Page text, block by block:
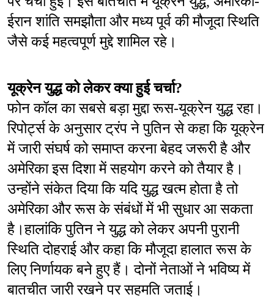
ईरान शांति समझौता और मध्य पूर्व की मौजूदा स्थिति
जैसे कई महत्वपूर्ण मुद्दे शामिल रहे।
यूक्रेन युद्ध को लेकर क्या हुई चर्चा?
फोन कॉल का सबसे बड़ा मुद्दा रूस-यूक्रेन युद्ध रहा।
रिपोर्ट्स के अनुसार ट्रंप ने पुतिन से कहा कि यूक्रेन
में जारी संघर्ष को समाप्त करना बेहद जरूरी है और
अमेरिका इस दिशा में सहयोग करने को तैयार है।
उन्होंने संकेत दिया कि यदि युद्ध खत्म होता है तो
अमेरिका और रूस के संबंधों में भी सुधार आ सकता
है।हालांकि पुतिन ने युद्ध को लेकर अपनी पुरानी
स्थिति दोहराई और कहा कि मौजूदा हालात रूस के
लिए निर्णायक बने हुए हैं। दोनों नेताओं ने भविष्य में
बातचीत जारी रखने पर सहमति जताई।